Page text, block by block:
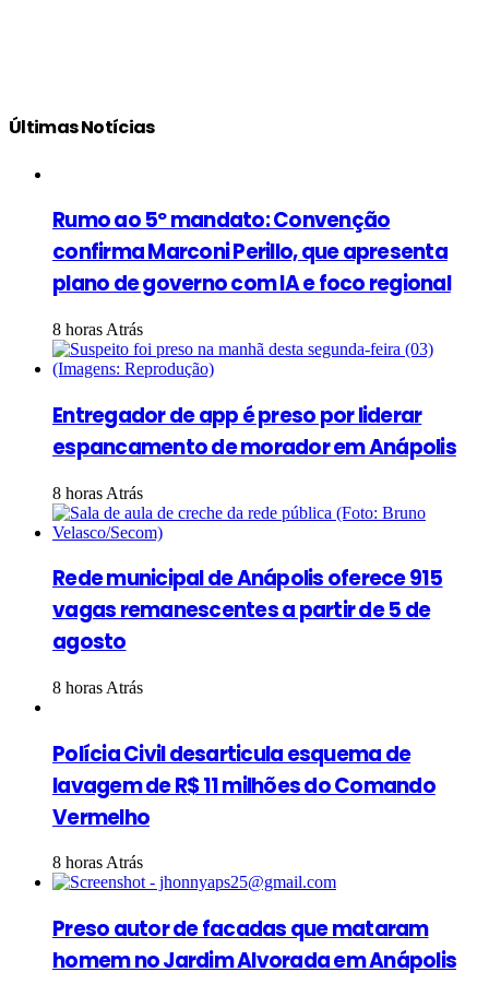
Últimas Notícias
Rumo ao 5º mandato: Convenção
confirma Marconi Perillo, que apresenta
plano de governo com IA e foco regional
8 horas Atrás
Entregador de app é preso por liderar
espancamento de morador em Anápolis
8 horas Atrás
Rede municipal de Anápolis oferece 915
vagas remanescentes a partir de 5 de
agosto
8 horas Atrás
Polícia Civil desarticula esquema de
lavagem de R$ 11 milhões do Comando
Vermelho
8 horas Atrás
Preso autor de facadas que mataram
homem no Jardim Alvorada em Anápolis